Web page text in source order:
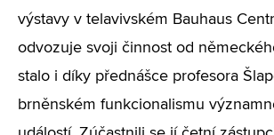
výstavy v telavivském Bauhaus
odvozuje svoji činnost od
stalo i díky přednášce profesora
brněnském funkcionalismu